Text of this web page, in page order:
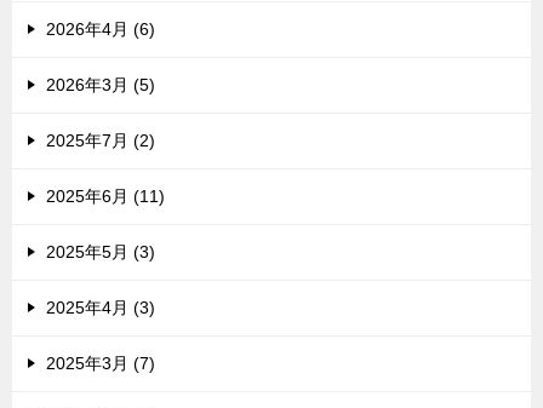
2026年4月 (6)
2026年3月 (5)
2025年7月 (2)
2025年6月 (11)
2025年5月 (3)
2025年4月 (3)
2025年3月 (7)